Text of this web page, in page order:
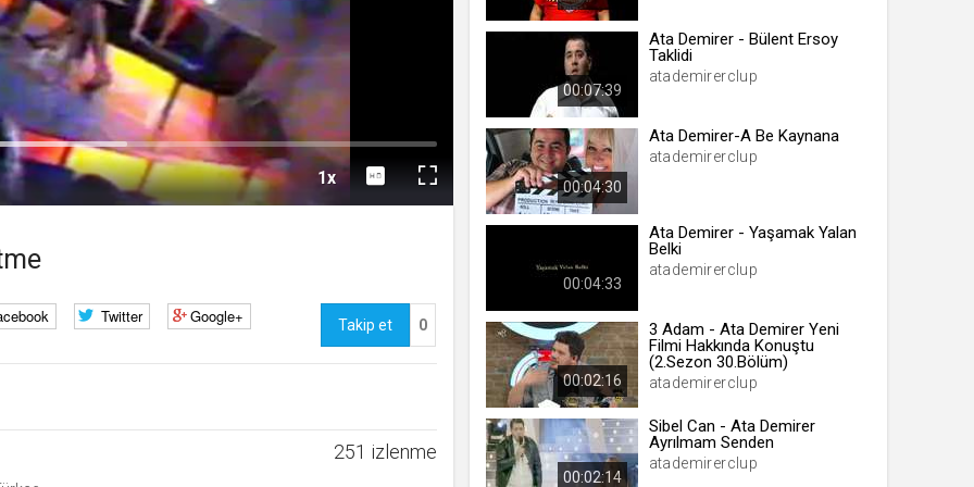
uuid .web.tv
lang .web.tv
tutmak
1 ay
webtvs 1 gün
Oynat
Oynatma
1x
Twitter Google+ Takip et 0
251 izlenme
00:07:39
Ata Demirer - Bülent Ersoy
Taklidi
atademirerclup
00:04:30
Ata Demirer-A Be Kaynana
atademirerclup
00:04:33
Ata Demirer - Yaşamak Yalan
Belki
atademirerclup
00:02:16
3 Adam - Ata Demirer Yeni
Filmi Hakkında Konuştu
(2.Sezon 30.Bölüm)
atademirerclup
00:02:14
Sibel Can - Ata Demirer
Ayrılmam Senden
atademirerclup